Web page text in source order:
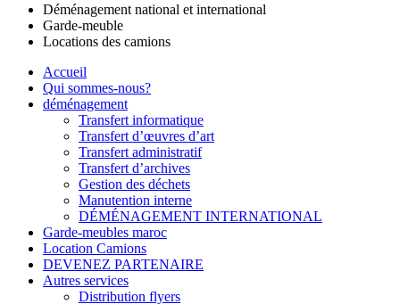
Déménagement national et international
Garde-meuble
Locations des camions
Accueil
Qui sommes-nous?
déménagement
Transfert informatique
Transfert d’œuvres d’art
Transfert administratif
Transfert d’archives
Gestion des déchets
Manutention interne
DÉMÉNAGEMENT INTERNATIONAL
Garde-meubles maroc
Location Camions
DEVENEZ PARTENAIRE
Autres services
Distribution flyers